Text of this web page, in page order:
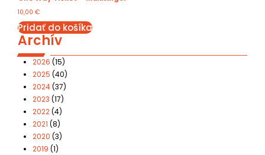
10,00 €
Pridať do košíka
Archív
2026 (15)
2025 (40)
2024(37)
2023 (17)
2022(4)
2021 (8)
2020 (3)
2019 (1)